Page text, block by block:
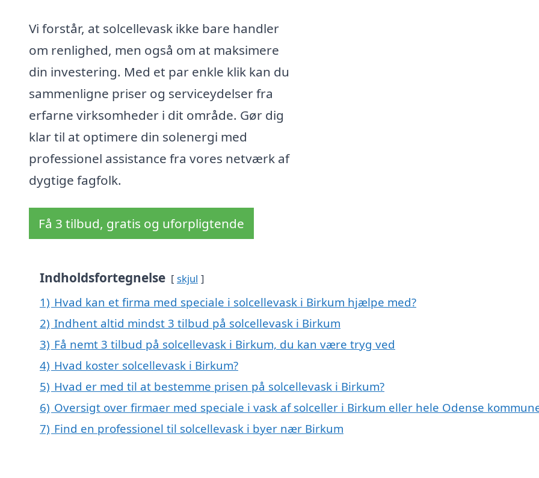
Vi forstår, at solcellevask ikke bare handler
om renlighed, men også om at maksimere
din investering. Med et par enkle klik kan du
sammenligne priser og serviceydelser fra
erfarne virksomheder i dit område. Gør dig
klar til at optimere din solenergi med
professionel assistance fra vores netværk af
dygtige fagfolk.
Få 3 tilbud, gratis og uforpligtende
Indholdsfortegnelse skjul
1) Hvad kan et firma med speciale i solcellevask i Birkum hjælpe med?
2) Indhent altid mindst 3 tilbud på solcellevask i Birkum
3) Få nemt 3 tilbud på solcellevask i Birkum, du kan være tryg ved
4) Hvad koster solcellevask i Birkum?
5) Hvad er med til at bestemme prisen på solcellevask i Birkum?
6) Oversigt over firmaer med speciale i vask af solceller i Birkum eller hele Odense
7) Find en professionel til solcellevask i byer nær Birkum